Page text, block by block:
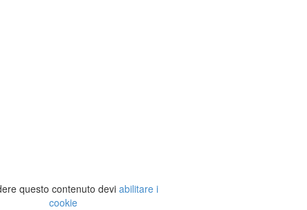
questo contenuto deviabilitare i
cookie